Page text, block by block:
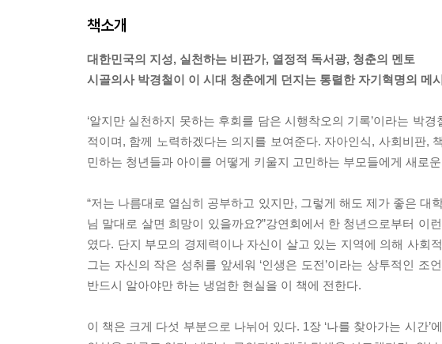
책소개
대한민국의 지성, 실천하는 비판가, 열정적 독서광, 청춘의 멘토
시골의사 박경철이 이 시대 청춘에게 던지는 통렬한 자기혁명의 메
‘알지만 실천하지 못하는 후회를 담은 시행착오의 기록’이라는 박
적이며, 함께 노력하겠다는 의지를 보여준다. 자아인식, 사회비판,
민하는 청년들과 아이를 어떻게 키울지 고민하는 부모들에게 새로
“저는 나름대로 열심히 공부하고 있지만, 그렇게 해도 제가 좋은
님 말대로 살면 희망이 있을까요?”강연회에서 한 청년으로부터 이
였다. 단지 부모의 경제력이나 자신이 살고 있는 지역에 의해 사회
그는 자신의 작은 성취를 앞세워 ‘인생은 도전’이라는 상투적인
반드시 알아야만 하는 냉엄한 현실을 이 책에 전한다.
이 책은 크게 다섯 부분으로 나뉘어 있다. 1장 ‘나를 찾아가는 시간’